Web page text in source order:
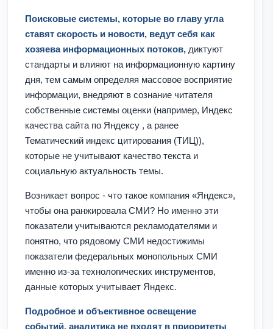
Поисковые системы, которые во главу угла
ставят скорость и новости, ведут себя как
хозяева информационных потоков, диктуют
стандарты и влияют на информационную картину
дня, тем самым определяя массовое восприятие
информации, внедряют в сознание читателя
собственные системы оценки (например, Индекс
качества сайта по Яндексу , а ранее
Тематический индекс цитирования (ТИЦ)),
которые не учитывают качество текста и
социальную актуальность темы.
Возникает вопрос - что такое компания «Яндекс»,
чтобы она ранжировала СМИ? Но именно эти
показатели учитываются рекламодателями и
понятно, что рядовому СМИ недостижимы
показатели федеральных монопольных СМИ
именно из-за технологических инструментов,
данные которых учитывает Яндекс.
Подробное и объективное освещение
событий, аналитика не входят в приоритеты